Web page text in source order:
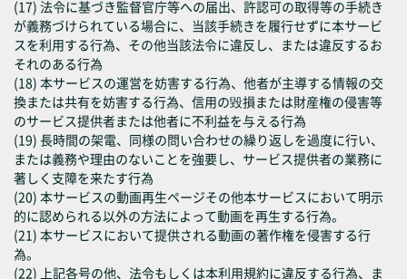
(17) 法令に基づき監督官庁等への届出、許認可の取得等の手続き
が義務づけられている場合に、当該手続きを履行せずに本サービ
スを利用する行為、その他当該法令に違反し、または違反するお
それのある行為
(18) 本サービスの運営を妨害する行為、他者が主導する情報の交
換または共有を妨害する行為、信用の毀損または財産権の侵害等
のサービス提供者または他者に不利益を与える行為
(19) 長時間の架電、同様の問い合わせの繰り返しを過度に行い、
または義務や理由のないことを強要し、サービス提供者の業務に
著しく支障を来たす行為
(20) 本サービスの動画再生ページその他本サービスにおいて明示
的に認められる以外の方法によって動画を再生する行為。
(21) 本サービスにおいて提供される動画の著作権を侵害する行
為。
(22) 上記各号の他、法令もしくは本利用規約に違反する行為、ま